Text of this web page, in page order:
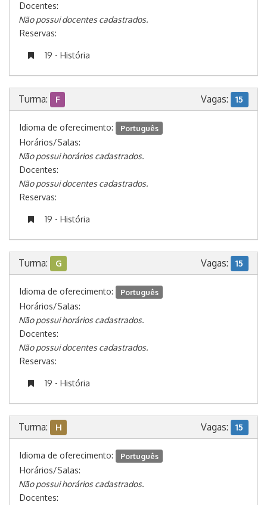
Docentes:
Não possui docentes cadastrados.
Reservas:
19 - História
Turma: F Vagas: 15
Idioma de oferecimento: Português
Horários/Salas:
Não possui horários cadastrados.
Docentes:
Não possui docentes cadastrados.
Reservas:
19 - História
Turma: G Vagas: 15
Idioma de oferecimento: Português
Horários/Salas:
Não possui horários cadastrados.
Docentes:
Não possui docentes cadastrados.
Reservas:
19 - História
Turma: H Vagas: 15
Idioma de oferecimento: Português
Horários/Salas:
Não possui horários cadastrados.
Docentes: